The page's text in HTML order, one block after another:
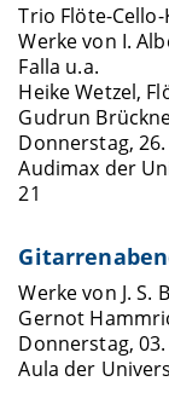
Trio Flöte-
Werke von I.
Falla u.a.
Heike Wetzel,
Gudrun
Donnerstag,
Audimax der
21
Werke von J. S.
Gernot
Donnerstag,
Aula der